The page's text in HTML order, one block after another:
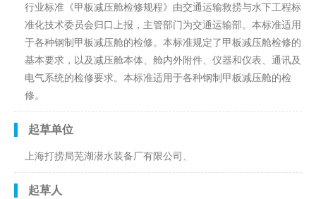
行业标准《甲板减压舱检修规程》由交通运输救捞与水下工程标
准化技术委员会归口上报，主管部门为交通运输部。本标准适用
于各种钢制甲板减压舱的检修。本标准规定了甲板减压舱检修的
基本要求，以及减压舱本体、舱内外附件、仪器和仪表、通讯及
电气系统的检修要求。本标准适用于各种钢制甲板减压舱的检
修。
起草单位
上海打捞局芜湖潜水装备厂有限公司、
起草人